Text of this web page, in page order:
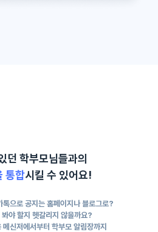
던 학부모님들과의
통합시킬 수 있어요!
톡으로 공지는 홈페이지나 블로그로?
야 할지 헷갈리지 않을까요?
신저에서부터 학부모 알림장까지